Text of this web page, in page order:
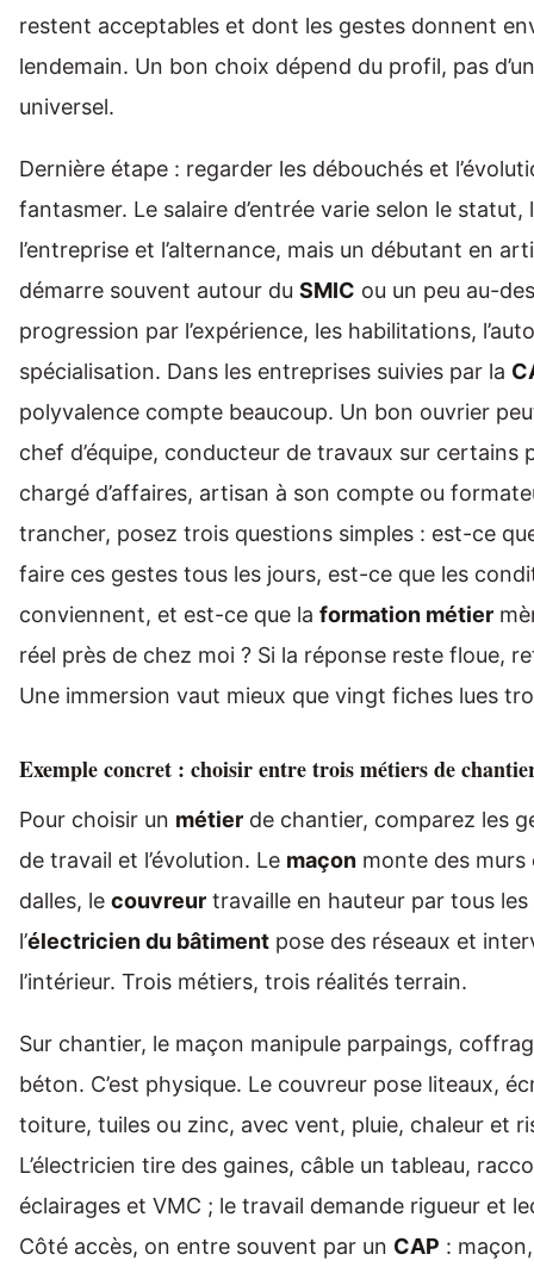
restent acceptables et dont les gestes donnent
lendemain. Un bon choix dépend du profil, pas
universel.
Dernière étape : regarder les débouchés et
fantasmer. Le salaire d’entrée varie selon le statut,
l’entreprise et l’alternance, mais un débutant en
démarre souvent autour du SMIC ou un peu au-
progression par l’expérience, les habilitations,
spécialisation. Dans les entreprises suivies par la
polyvalence compte beaucoup. Un bon ouvrier
chef d’équipe, conducteur de travaux sur certains
chargé d’affaires, artisan à son compte ou
trancher, posez trois questions simples : est-ce
faire ces gestes tous les jours, est-ce que les
conviennent, et est-ce que la formation métier
réel près de chez moi ? Si la réponse reste floue,
Une immersion vaut mieux que vingt fiches lues
Exemple concret : choisir entre trois métiers de
Pour choisir un métier de chantier, comparez les
de travail et l’évolution. Le maçon monte des murs
dalles, le couvreur travaille en hauteur par tous
l’électricien du bâtiment pose des réseaux et
l’intérieur. Trois métiers, trois réalités terrain.
Sur chantier, le maçon manipule parpaings,
béton. C’est physique. Le couvreur pose liteaux,
toiture, tuiles ou zinc, avec vent, pluie, chaleur et
L’électricien tire des gaines, câble un tableau,
éclairages et VMC ; le travail demande rigueur et
Côté accès, on entre souvent par un CAP :